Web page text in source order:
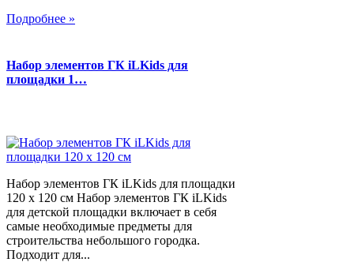
Подробнее »
Набор элементов ГК iLKids для
площадки 1…
Набор элементов ГК iLKids для площадки
120 х 120 см Набор элементов ГК iLKids
для детской площадки включает в себя
самые необходимые предметы для
строительства небольшого городка.
Подходит для...